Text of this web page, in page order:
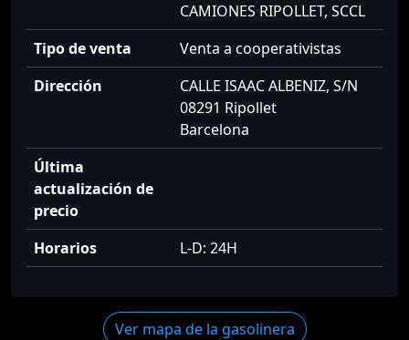
CAMIONES RIPOLLET, SCCL
Tipo de venta
Venta a cooperativistas
Dirección
CALLE ISAAC ALBENIZ, S/N
08291 Ripollet
Barcelona
Última
actualización de
precio
Horarios
L-D: 24H
Ver mapa de la gasolinera